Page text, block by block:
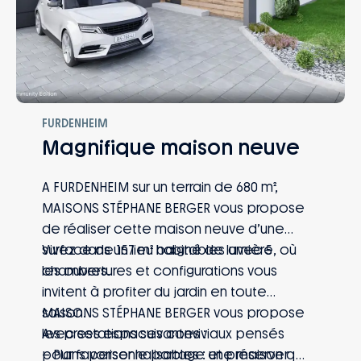
FURDENHEIM
Magnifique maison neuve
A FURDENHEIM sur un terrain de 680 m²,
MAISONS STÉPHANE BERGER vous propose
de réaliser cette maison neuve d’une
surface de 157 m² habitables avec 5
chambres.
Vivez dans un lieu baigné de lumière, où
les ouvertures et configurations vous
invitent à profiter du jardin en toute
saison.
Avec ses espaces conviviaux pensés
pour favoriser le partage et préserver
MAISONS STÉPHANE BERGER vous propose
les prestations suivantes :
– Plans personnalisables : une maison qui